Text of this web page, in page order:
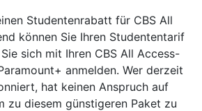
Studentenrabatt für CBS All
können Sie Ihren Studententarif
sich mit Ihren CBS All Access-
anmelden. Wer derzeit
hat keinen Anspruch auf
zu diesem günstigeren Paket zu